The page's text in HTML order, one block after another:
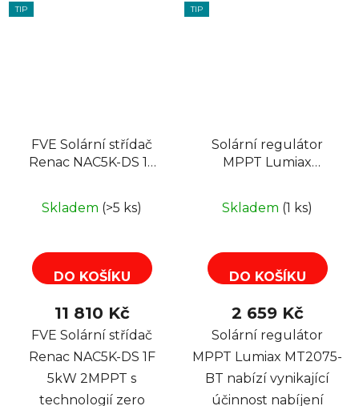
TIP
FVE Solární střídač
Renac NAC5K-DS 1F
Skladem (>5 ks)
DO KOŠÍKU
11 810 Kč
FVE Solární střídač
Renac NAC5K-DS 1F
5kW 2MPPT s
technologií zero
TIP
Solární regulátor
MPPT Lumiax
Skladem (1 ks)
DO KOŠÍKU
2 659 Kč
Solární regulátor
MPPT Lumiax MT2075-
BT nabízí vynikající
účinnost nabíjení